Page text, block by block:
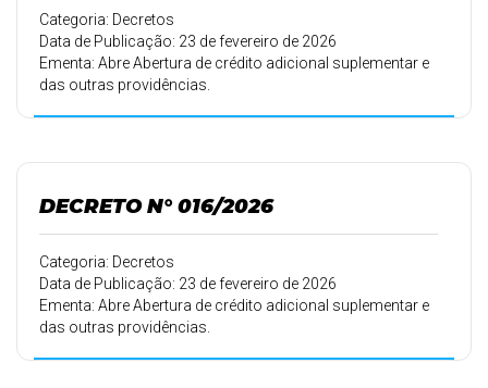
Categoria: Decretos
Data de Publicação: 23 de fevereiro de 2026
Ementa: Abre Abertura de crédito adicional suplementar e
das outras providências.
DECRETO N° 016/2026
Categoria: Decretos
Data de Publicação: 23 de fevereiro de 2026
Ementa: Abre Abertura de crédito adicional suplementar e
das outras providências.